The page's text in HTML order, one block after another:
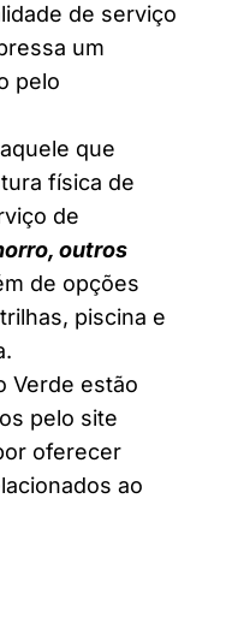
de serviço
um
pelo
que
física de
de
outros
de opções
piscina e
Verde estão
pelo site
oferecer
ao